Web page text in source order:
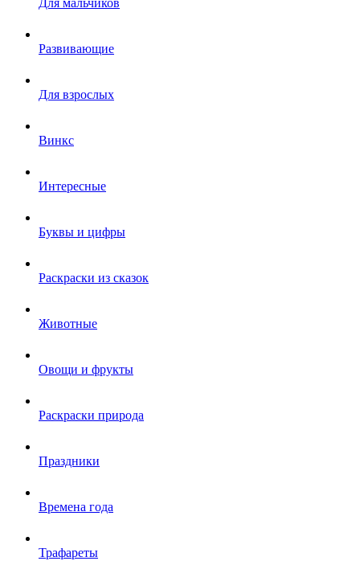
Для мальчиков
Развивающие
Для взрослых
Винкс
Интересные
Буквы и цифры
Раскраски из сказок
Животные
Овощи и фрукты
Раскраски природа
Праздники
Времена года
Трафареты